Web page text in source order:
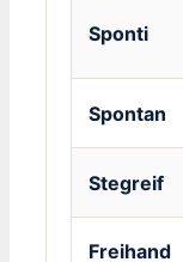
Sponti
Spontan
Stegreif
Freihand